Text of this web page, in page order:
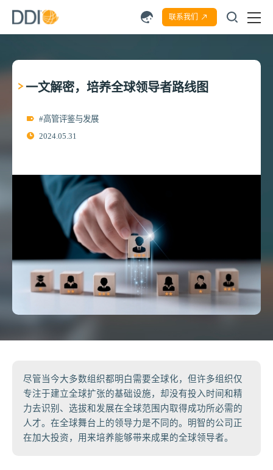
联系我们
一文解密，培养全球领导者路线图
#高管评鉴与发展
2024.05.31
尽管当今大多数组织都明白需要全球化，但许多组织仅
专注于建立全球扩张的基础设施，却没有投入时间和精
力去识别、选拔和发展在全球范围内取得成功所必需的
人才。在全球舞台上的领导力是不同的。明智的公司正
在加大投资，用来培养能够带来成果的全球领导者。